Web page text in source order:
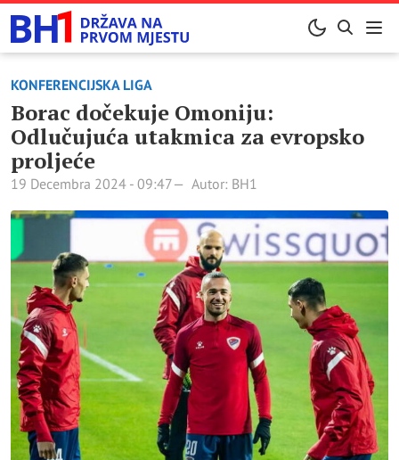
KONFERENCIJSKA LIGA
Borac dočekuje Omoniju:
Odlučujuća utakmica za evropsko
proljeće
19 Decembra 2024 - 09:47 Autor: BH1